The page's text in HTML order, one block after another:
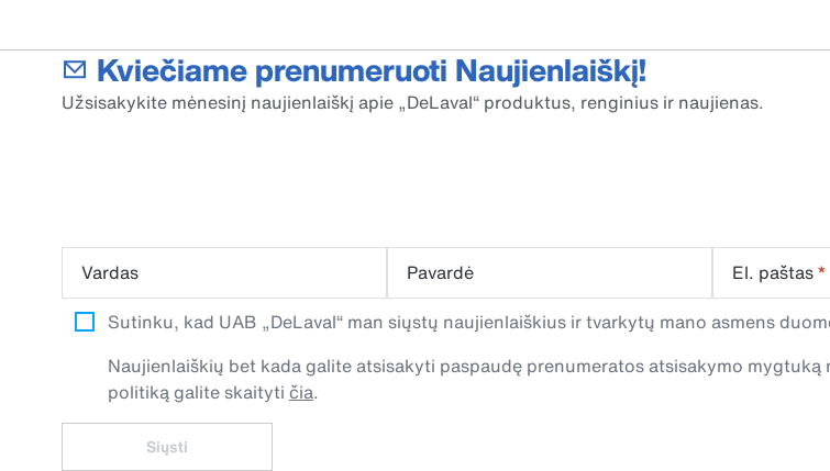
Kviečiame prenumeruoti Naujienlaiškį!
Užsisakykite mėnesinį naujienlaiškį apie „DeLaval“ produktus, renginius ir naujienas.
Vardas Pavardė El. paštas*
Sutinku, kad UAB „DeLaval“ man siųstų naujienlaiškius ir tvarkytų mano asmens
Naujienlaiškių bet kada galite atsisakyti paspaudę prenumeratos atsisakymo
politiką galite skaityti čia.
Siųsti